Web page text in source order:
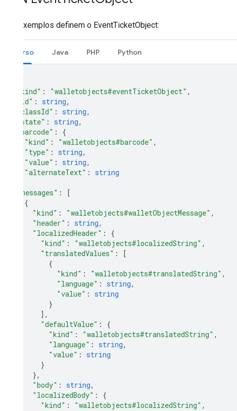
Estes exemplos definem o EventTicketObject:
Recurso Java PHP Python
"kind" : "walletobjects#eventTicketObject" ,
"id" : string,
"classId" : string,
"state" : string,
"barcode" :
{
"kind" : "walletobjects#barcode" ,
"type" : string,
"value" : string,
"alternateText" : string
"messages" :
[
{
"kind" : "walletobjects#walletObjectMessage" ,
"header" : string,
"localizedHeader" :
{
"kind" : "walletobjects#localizedString" ,
"translatedValues" :
[
{
"kind" : "walletobjects#translatedString" ,
"language" : string,
"value" : string
}
],
"defaultValue" :
{
"kind" : "walletobjects#translatedString" ,
"language" : string,
"value" : string
}
},
"body" : string,
"localizedBody" :
{
"kind" : "walletobjects#localizedString" ,